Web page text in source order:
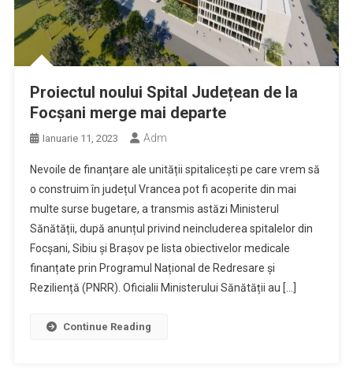
Proiectul noului Spital Județean de la
Focșani merge mai departe
Ianuarie 11, 2023 Adm
Nevoile de finanțare ale unității spitalicești pe care vrem să
o construim în județul Vrancea pot fi acoperite din mai
multe surse bugetare, a transmis astăzi Ministerul
Sănătății, după anunțul privind neincluderea spitalelor din
Focșani, Sibiu și Brașov pe lista obiectivelor medicale
finanțate prin Programul Național de Redresare și
Reziliență (PNRR). Oficialii Ministerului Sănătății au […]
Continue Reading